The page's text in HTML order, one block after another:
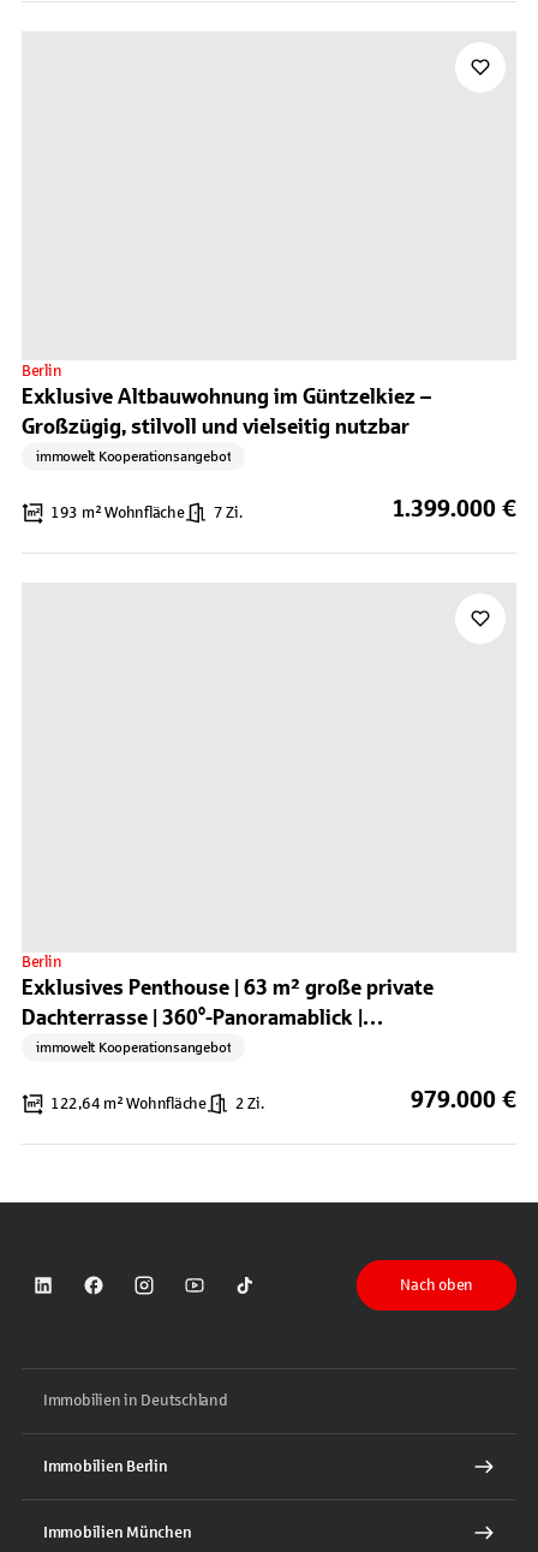
Berlin
Exklusive Altbauwohnung im Güntzelkiez –
Großzügig, stilvoll und vielseitig nutzbar
immowelt Kooperationsangebot
193 m² Wohnfläche 7 Zi. 1.399.000 €
Berlin
Exklusives Penthouse | 63 m² große private
Dachterrasse | 360°-Panoramablick |
Tiefgaragenstellplatz
immowelt Kooperationsangebot
122,64 m² Wohnfläche 2 Zi. 979.000 €
Sparkasse auf LinkedIn
Sparkasse auf Facebook
Sparkasse auf Instagram
Sparkasse auf YouTube
Sparkasse auf TikTok
Nach oben
Immobilien in Deutschland
Immobilien Berlin
Immobilien München